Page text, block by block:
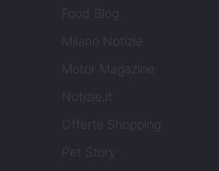
Food Blog
Milano Notizie
Motor Magazine
Notizie.it
Offerte Shopping
Pet Story